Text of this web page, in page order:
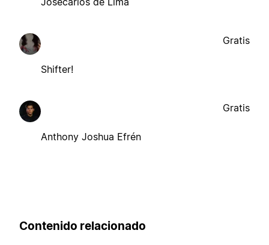
Shifter!
Gratis
Anthony Joshua Efrén
Gratis
Contenido relacionado